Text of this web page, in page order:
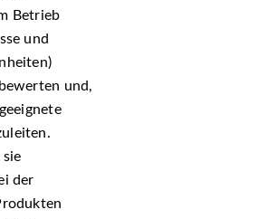
Betrieb
und
und,
der